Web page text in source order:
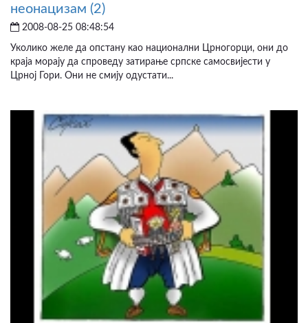
неонацизам (2)
2008-08-25 08:48:54
Уколико желе да опстану као национални Црногорци, они до
краја морају да спроведу затирање српске самосвијести у
Црној Гори. Они не смију одустати...